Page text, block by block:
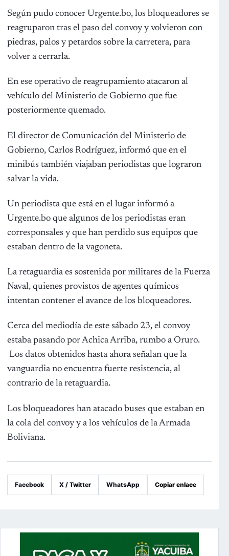
Según pudo conocer Urgente.bo, los bloqueadores se
reagruparon tras el paso del convoy y volvieron con
piedras, palos y petardos sobre la carretera, para
volver a cerrarla.
En ese operativo de reagrupamiento atacaron al
vehículo del Ministerio de Gobierno que fue
posteriormente quemado.
El director de Comunicación del Ministerio de
Gobierno, Carlos Rodríguez, informó que en el
minibús también viajaban periodistas que lograron
salvar la vida.
Un periodista que está en el lugar informó a
Urgente.bo que algunos de los periodistas eran
corresponsales y que han perdido sus equipos que
estaban dentro de la vagoneta.
La retaguardia es sostenida por militares de la Fuerza
Naval, quienes provistos de agentes químicos
intentan contener el avance de los bloqueadores.
Cerca del mediodía de este sábado 23, el convoy
estaba pasando por Achica Arriba, rumbo a Oruro.
Los datos obtenidos hasta ahora señalan que la
vanguardia no encuentra fuerte resistencia, al
contrario de la retaguardia.
Los bloqueadores han atacado buses que estaban en
la cola del convoy y a los vehículos de la Armada
Boliviana.
Facebook X / Twitter WhatsApp Copiar enlace